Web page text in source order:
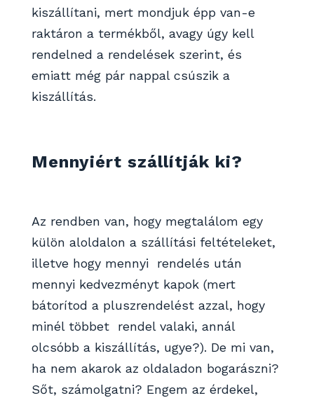
kiszállítani, mert mondjuk épp van-e
raktáron a termékből, avagy úgy kell
rendelned a rendelések szerint, és
emiatt még pár nappal csúszik a
kiszállítás.
Mennyiért szállítják ki?
Az rendben van, hogy megtalálom egy
külön aloldalon a szállítási feltételeket,
illetve hogy mennyi rendelés után
mennyi kedvezményt kapok (mert
bátorítod a pluszrendelést azzal, hogy
minél többet rendel valaki, annál
olcsóbb a kiszállítás, ugye?). De mi van,
ha nem akarok az oldaladon bogarászni?
Sőt, számolgatni? Engem az érdekel,